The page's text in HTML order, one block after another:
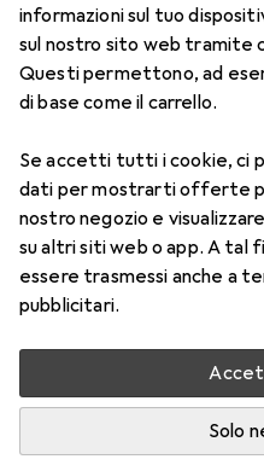
informazioni sul tuo
sul nostro sito web tramite
Questi permettono, ad
di base come il carrello.
Se accetti tutti i cookie, ci
dati per mostrarti offerte
nostro negozio e
su altri siti web o app. A tal
essere trasmessi anche a
pubblicitari.
Solo
1
Air Optix più
-1.5, Obiettivo mensile, 6
Prezzo in EUR IVA incl.
EUR
47,40 EUR
7,91/1pz.
Consegna tra gio, 13/8 e
Più di 10 pezzi in stock